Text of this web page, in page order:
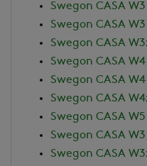
Swegon CASA
Swegon CASA
Swegon CASA
Swegon CASA
Swegon CASA
Swegon CASA
Swegon CASA
Swegon CASA
Swegon CASA